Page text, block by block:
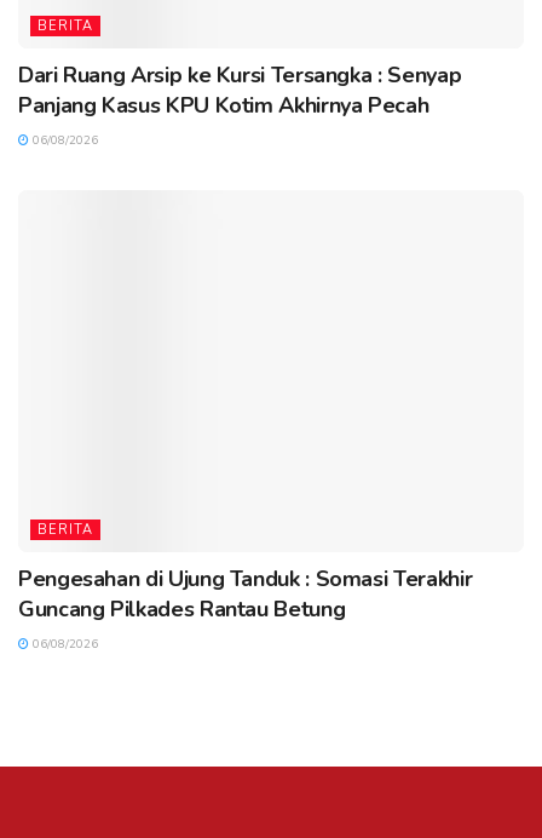
BERITA
Dari Ruang Arsip ke Kursi Tersangka : Senyap
Panjang Kasus KPU Kotim Akhirnya Pecah
06/08/2026
BERITA
Pengesahan di Ujung Tanduk : Somasi Terakhir
Guncang Pilkades Rantau Betung
06/08/2026